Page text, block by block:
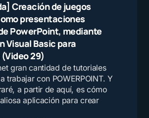
Creación de juegos
presentaciones
PowerPoint, mediante
Visual Basic para
29)
gran cantidad de tutoriales
trabajar con POWERPOINT. Y
a partir de aquí, es cómo
aplicación para crear